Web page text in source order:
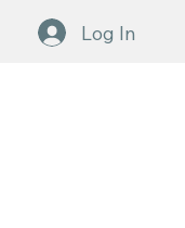
Log In